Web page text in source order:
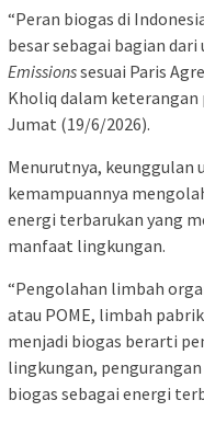
“Peran biogas di
besar sebagai bagian
Emissionssesuai Paris
Kholiq dalam keterangan
Jumat (19/6/2026).
Menurutnya, keunggulan
kemampuannya
energi terbarukan yang
manfaat lingkungan.
“Pengolahan limbah
atau POME, limbah
menjadi biogas berarti
lingkungan,
biogas sebagai energi